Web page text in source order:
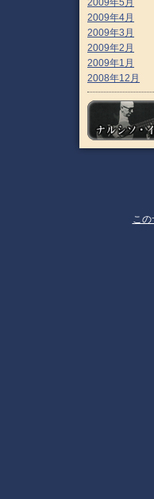
2009年5月
2009年4月
2009年3月
2009年2月
2009年1月
2008年12月
この